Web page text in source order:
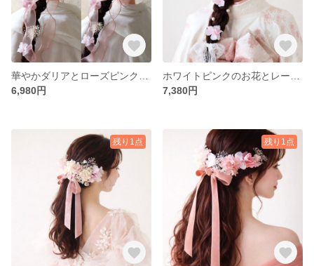
6,980円
7,380円
残り1点 残り1点